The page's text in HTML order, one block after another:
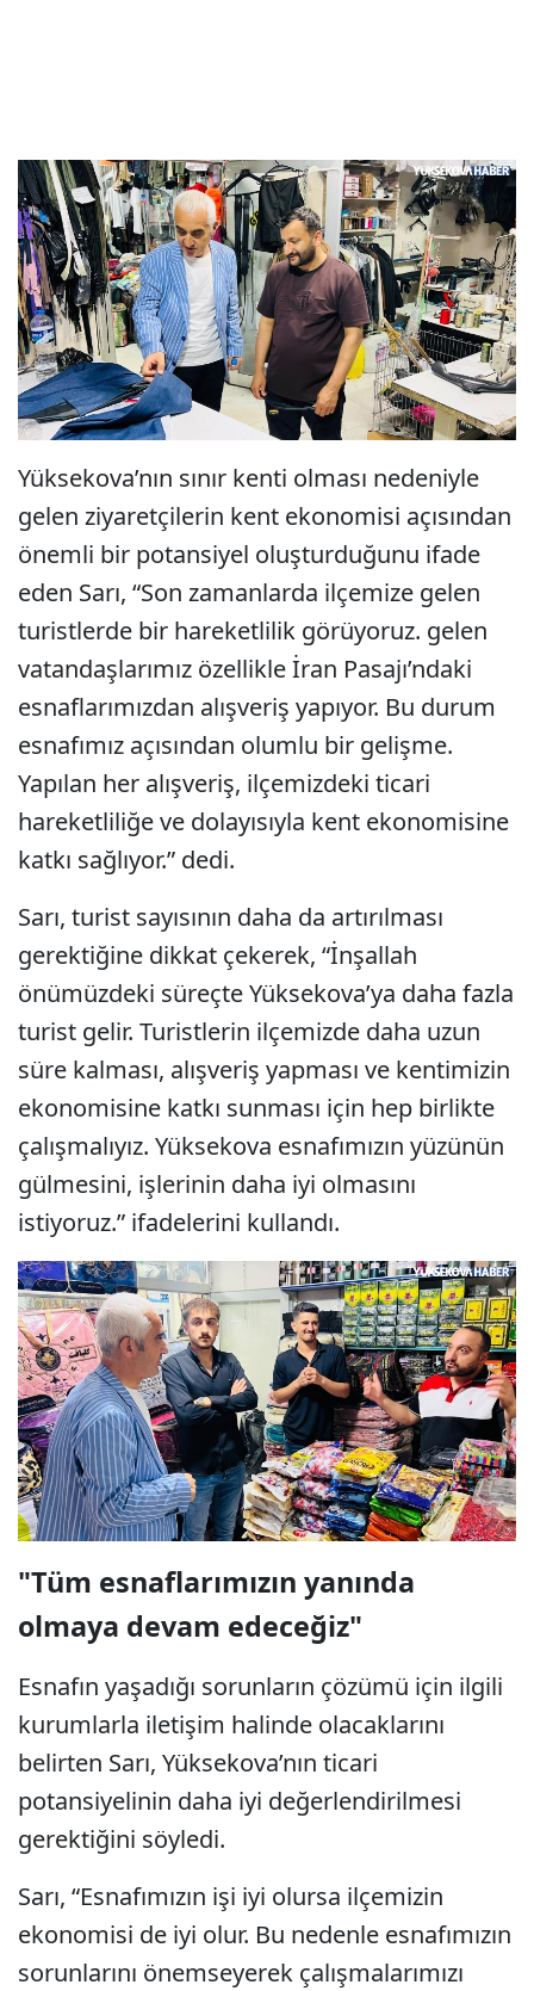
Yüksekova’nın sınır kenti olması nedeniyle
gelen ziyaretçilerin kent ekonomisi açısından
önemli bir potansiyel oluşturduğunu ifade
eden Sarı, “Son zamanlarda ilçemize gelen
turistlerde bir hareketlilik görüyoruz. gelen
vatandaşlarımız özellikle İran Pasajı’ndaki
esnaflarımızdan alışveriş yapıyor. Bu durum
esnafımız açısından olumlu bir gelişme.
Yapılan her alışveriş, ilçemizdeki ticari
hareketliliğe ve dolayısıyla kent ekonomisine
katkı sağlıyor.” dedi.
Sarı, turist sayısının daha da artırılması
gerektiğine dikkat çekerek, “İnşallah
önümüzdeki süreçte Yüksekova’ya daha fazla
turist gelir. Turistlerin ilçemizde daha uzun
süre kalması, alışveriş yapması ve kentimizin
ekonomisine katkı sunması için hep birlikte
çalışmalıyız. Yüksekova esnafımızın yüzünün
gülmesini, işlerinin daha iyi olmasını
istiyoruz.” ifadelerini kullandı.
"Tüm esnaflarımızın yanında
olmaya devam edeceğiz"
Esnafın yaşadığı sorunların çözümü için ilgili
kurumlarla iletişim halinde olacaklarını
belirten Sarı, Yüksekova’nın ticari
potansiyelinin daha iyi değerlendirilmesi
gerektiğini söyledi.
Sarı, “Esnafımızın işi iyi olursa ilçemizin
ekonomisi de iyi olur. Bu nedenle esnafımızın
sorunlarını önemseyerek çalışmalarımızı